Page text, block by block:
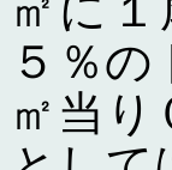
５％
㎡当